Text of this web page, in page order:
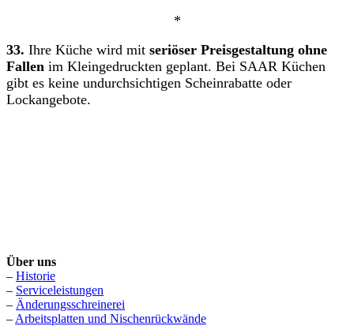
*
33. Ihre Küche wird mit seriöser Preisgestaltung ohne
Fallen im Kleingedruckten geplant. Bei SAAR Küchen
gibt es keine undurchsichtigen Scheinrabatte oder
Lockangebote.
Über uns
– Historie
– Serviceleistungen
– Änderungsschreinerei
– Arbeitsplatten und Nischenrückwände